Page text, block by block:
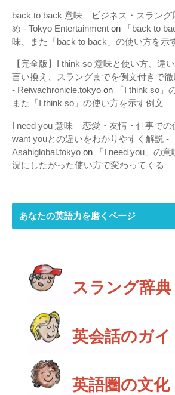
back to back 意味｜ビジネス・スラング
め - Tokyo Entertainment on
「back to
味、また「back to back」の使い方を示
【完全版】I think so 意味と使い方、違い
言い換え、スラングまでを例文付きで徹
- Reiwachronicle.tokyo on
「I think so」
また「I think so」の使い方を示す例文
I need you 意味 – 恋愛・友情・仕事での
want youとの違いをわかりやすく解説 -
Asahiglobal.tokyo on
「I need you」の
況にしたがった使い方で変わってくる
あなたの英語力を磨くページ
スラング辞典
英会話のガイ
英語圏の文化